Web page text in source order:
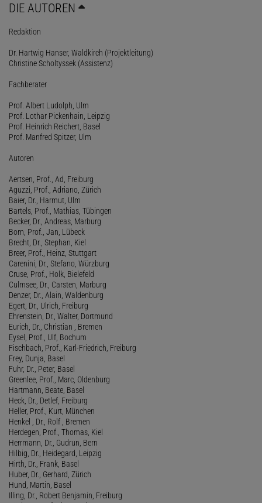
DIE AUTOREN
Redaktion
Dr. Hartwig Hanser, Waldkirch (Projektleitung)
Christine Scholtyssek (Assistenz)
Fachberater
Prof. Albert Ludolph, Ulm
Prof. Lothar Pickenhain, Leipzig
Prof. Heinrich Reichert, Basel
Prof. Manfred Spitzer, Ulm
Autoren
Aertsen, Prof., Ad, Freiburg
Aguzzi, Prof., Adriano, Zürich
Baier, Dr., Harmut, Ulm
Bartels, Prof., Mathias, Tübingen
Becker, Dr., Andreas, Marburg
Born, Prof., Jan, Lübeck
Brecht, Dr., Stephan, Kiel
Breer, Prof., Heinz, Stuttgart
Carenini, Dr., Stefano, Würzburg
Cruse, Prof., Holk, Bielefeld
Culmsee, Dr., Carsten, Marburg
Denzer, Dr., Alain, Waldenburg
Egert, Dr., Ulrich, Freiburg
Ehrenstein, Dr., Walter, Dortmund
Eurich, Dr., Christian , Bremen
Eysel, Prof., Ulf, Bochum
Fischbach, Prof., Karl-Friedrich, Freiburg
Frey, Dunja, Basel
Fuhr, Dr., Peter, Basel
Greenlee, Prof., Marc, Oldenburg
Hartmann, Beate, Basel
Heck, Dr., Detlef, Freiburg
Heller, Prof., Kurt, München
Henkel , Dr., Rolf , Bremen
Herdegen, Prof., Thomas, Kiel
Herrmann, Dr., Gudrun, Bern
Hilbig, Dr., Heidegard, Leipzig
Hirth, Dr., Frank, Basel
Huber, Dr., Gerhard, Zürich
Hund, Martin, Basel
Illing, Dr., Robert Benjamin, Freiburg